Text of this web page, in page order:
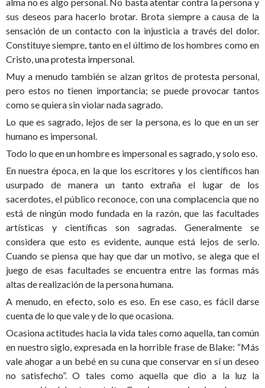
sus deseos para hacerlo brotar. Brota siempre a causa de la
sensación de un contacto con la injusticia a través del dolor.
Constituye siempre, tanto en el último de los hombres como en
Cristo, una protesta impersonal.
Muy a menudo también se alzan gritos de protesta personal,
pero estos no tienen importancia; se puede provocar tantos
como se quiera sin violar nada sagrado.
Lo que es sagrado, lejos de ser la persona, es lo que en un ser
humano es impersonal.
Todo lo que en un hombre es impersonal es sagrado, y solo eso.
En nuestra época, en la que los escritores y los científicos han
usurpado de manera un tanto extraña el lugar de los
sacerdotes, el público reconoce, con una complacencia que no
está de ningún modo fundada en la razón, que las facultades
artísticas y científicas son sagradas. Generalmente se
considera que esto es evidente, aunque está lejos de serlo.
Cuando se piensa que hay que dar un motivo, se alega que el
juego de esas facultades se encuentra entre las formas más
altas de realización de la persona humana.
A menudo, en efecto, solo es eso. En ese caso, es fácil darse
cuenta de lo que vale y de lo que ocasiona.
Ocasiona actitudes hacia la vida tales como aquella, tan común
en nuestro siglo, expresada en la horrible frase de Blake: “Más
vale ahogar a un bebé en su cuna que conservar en sí un deseo
no satisfecho”. O tales como aquella que dio a la luz la